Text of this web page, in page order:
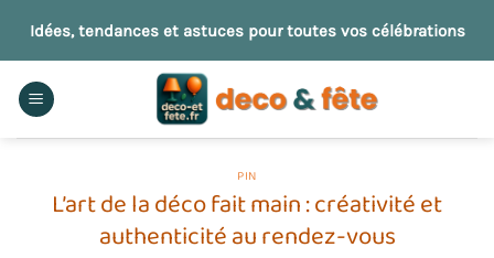
contenu
Idées, tendances et astuces pour toutes vos célébrations
PIN
L’art de la déco fait main : créativité et
authenticité au rendez-vous